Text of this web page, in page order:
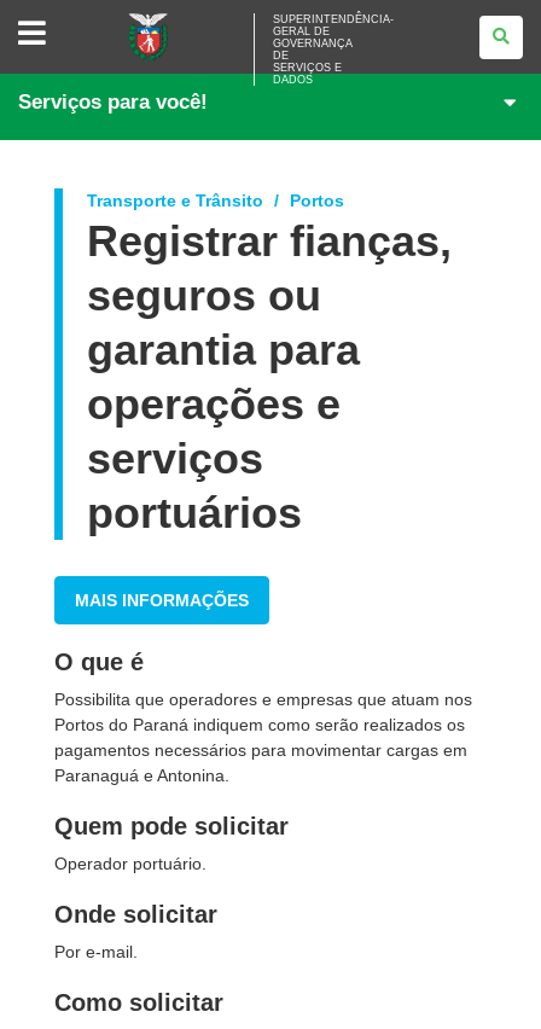
SUPERINTENDÊNCIA-
<BR>GOVERNANÇA
SERVIÇOS
DADOS
SUPERINTENDÊNCIA-
GERAL DE
GOVERNANÇA
DE
SERVIÇOS E
DADOS
Serviços para você!
Transporte e Trânsito Portos
Registrar fianças,
seguros ou
garantia para
operações e
serviços
portuários
MAIS INFORMAÇÕES
O que é
Possibilita que operadores e empresas que atuam nos
Portos do Paraná indiquem como serão realizados os
pagamentos necessários para movimentar cargas em
Paranaguá e Antonina.
Quem pode solicitar
Operador portuário.
Onde solicitar
Por e-mail.
Como solicitar